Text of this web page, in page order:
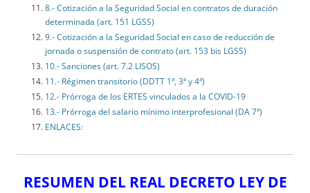
8.- Cotización a la Seguridad Social en contratos de duración
determinada (art. 151 LGSS)
9.- Cotización a la Seguridad Social en caso de reducción de
jornada o suspensión de contrato (art. 153 bis LGSS)
10.- Sanciones (art. 7.2 LISOS)
11.- Régimen transitorio (DDTT 1ª, 3ª y 4ª)
12.- Prórroga de los ERTES vinculados a la COVID-19
13.- Prórroga del salario mínimo interprofesional (DA 7ª)
ENLACES:
RESUMEN DEL REAL DECRETO LEY DE